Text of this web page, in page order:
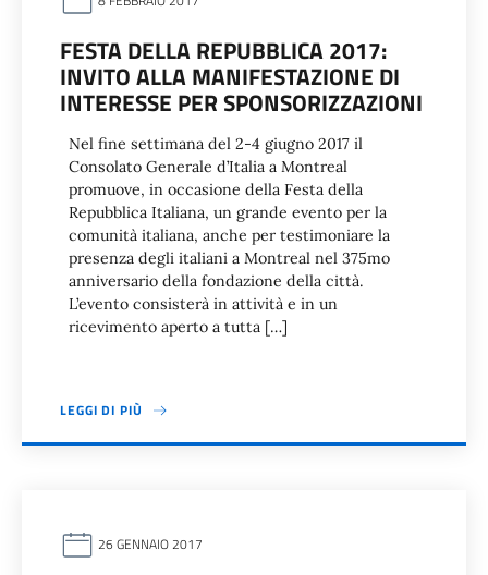
FESTA DELLA REPUBBLICA 2017:
INVITO ALLA MANIFESTAZIONE DI
INTERESSE PER SPONSORIZZAZIONI
Nel fine settimana del 2-4 giugno 2017 il
Consolato Generale d’Italia a Montreal
promuove, in occasione della Festa della
Repubblica Italiana, un grande evento per la
comunità italiana, anche per testimoniare la
presenza degli italiani a Montreal nel 375mo
anniversario della fondazione della città.
L’evento consisterà in attività e in un
ricevimento aperto a tutta […]
LEGGI DI PIÙ
26 GENNAIO 2017